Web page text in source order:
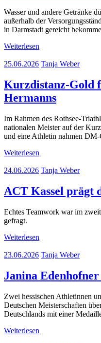
Wasser und andere Getränke
außerhalb der
in Darmstadt gereicht
Weiterlesen
25.06.2026 Tanja Weber
Kurzdistanz-Gold
Hermanns
Im Rahmen des Rothsee-
nationalen Meister auf der
und eine Athletin nahmen
Weiterlesen
24.06.2026 Tanja Weber
ACT Kassel prägt
Echtes Teamwork war im
gefragt.
Weiterlesen
23.06.2026 Tanja Weber
Janina
Zwei hessischen Athletinnen
Deutschen Meisterschaften
Deutschlands mit einer
Weiterlesen